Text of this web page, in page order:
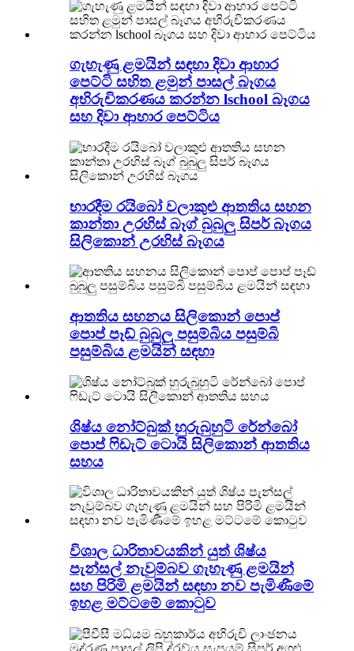
ගැහැණු ළමයින් සඳහා දිවා ආහාර
පෙට්ටි සහිත ළමුන් පාසල් බෑගය
අභිරුචිකරණය කරන්න lschool බෑගය
සහ දිවා ආහාර පෙට්ටිය
භාරදීම රයිබෝ වලාකුළු ආතතිය සහන
කාන්තා උරහිස් බෑග් බුබුලු සිපර් බෑගය
සිලිකොන් උරහිස් බෑගය
ආතතිය සහනය සිලිකොන් පොප්
පොප් පෑඩ් බුබුලු පසුම්බිය පසුම්බි
පසුම්බිය ළමයින් සඳහා
ශිෂ්ය නෝට්බුක් හුරුබුහුටි රේන්බෝ
පොප් ෆිඩැට් ටොයි සිලිකොන් ආතතිය
සහය
විශාල ධාරිතාවයකින් යුත් ශිෂ්ය
පැන්සල් නැවුම්බව ගැහැණු ළමයින්
සහ පිරිමි ළමයින් සඳහා නව පැමිණීමේ
ඉහළ මට්ටමේ කොටුව